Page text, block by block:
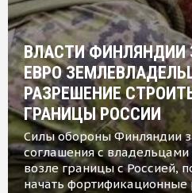
ВЛАСТИ ФИНЛЯНДИИ
ЕВРО
РАЗРЕШЕНИЕ
ГРАНИЦЫ РОССИИ
Силы обороны Финляндии
соглашения с
возле границы с Россией,
начать